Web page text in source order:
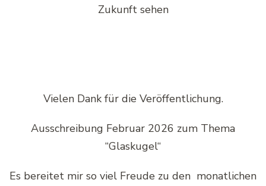
Zukunft sehen
Vielen Dank für die Veröffentlichung.
Ausschreibung Februar 2026 zum Thema
“Glaskugel“
Es bereitet mir so viel Freude zu den monatlichen